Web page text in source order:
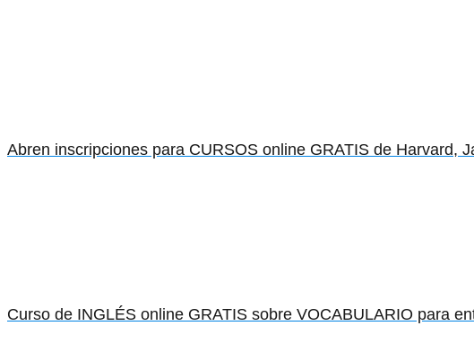
Abren inscripciones para CURSOS online GRATIS de Harvard,
Curso de INGLÉS online GRATIS sobre VOCABULARIO para